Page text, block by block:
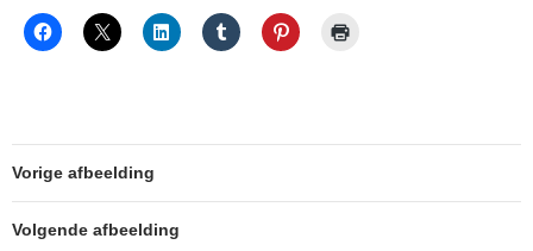
Vorige afbeelding
Volgende afbeelding